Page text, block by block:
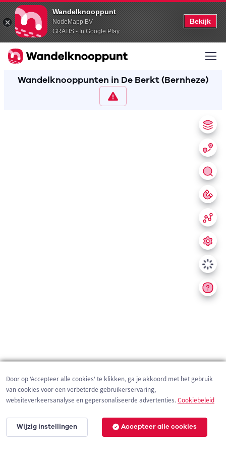
Wandelknooppunt
NodeMapp BV
GRATIS - In Google Play
Bekijk
Wandelknooppunten in De Berkt (Bernheze)
200 m
Door op 'Accepteer alle cookies' te klikken, ga je akkoord met het gebruik
van cookies voor een verbeterde gebruikerservaring,
websiteverkeersanalyse en gepersonaliseerde advertenties.Cookiebeleid
Wijzig instellingen Accepteer alle cookies